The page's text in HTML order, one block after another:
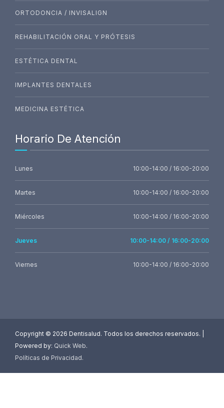
ORTODONCIA / INVISALIGN
REHABILITACIÓN ORAL Y PRÓTESIS
ESTÉTICA DENTAL
IMPLANTES DENTALES
MEDICINA ESTÉTICA
Horario De Atención
Lunes 10:00-14:00 / 16:00-20:00
Martes 10:00-14:00 / 16:00-20:00
Miércoles 10:00-14:00 / 16:00-20:00
Jueves 10:00-14:00 / 16:00-20:00
Viernes 10:00-14:00 / 16:00-20:00
Copyright © 2026 Dentisalud. Todos los derechos reservados. |
Powered by: Quick Web.
Políticas de Privacidad.